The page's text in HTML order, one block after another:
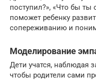
поступил?», «Что бы ты
поможет ребенку
сопереживанию и
Моделирование
Дети учатся, наблюдая
чтобы родители сами